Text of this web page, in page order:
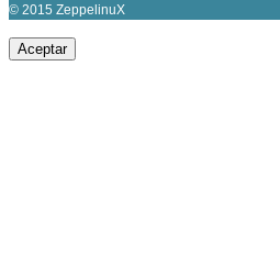
© 2015 ZeppelinuX
Aceptar